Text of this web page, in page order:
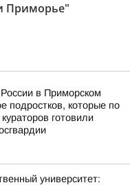
Приморье"
в Приморском
подростков, которые по
готовили
университет: